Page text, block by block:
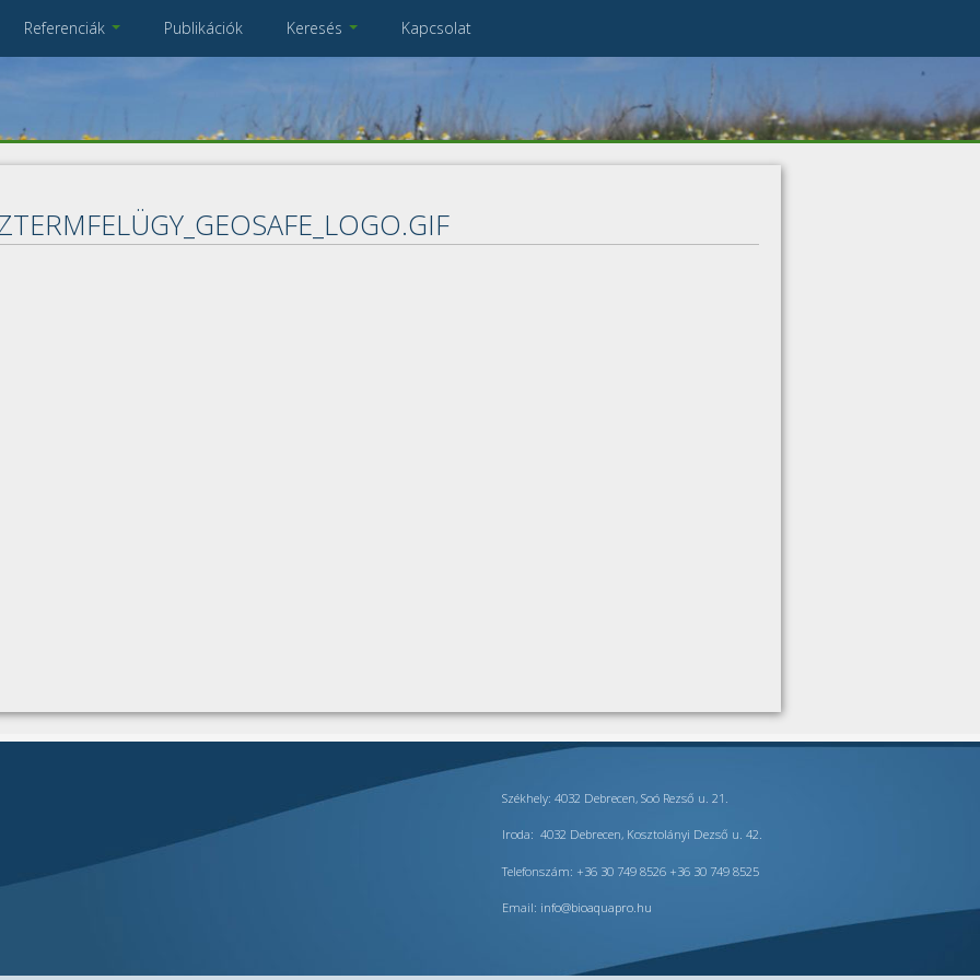
Referenciák Publikációk Keresés Kapcsolat
Székhely: 4032 Debrecen, Soó Rezső u. 21.
Iroda: 4032 Debrecen, Kosztolányi Dezső u. 42.
Telefonszám: +36 30 749 8526 +36 30 749 8525
Email: info@bioaquapro.hu